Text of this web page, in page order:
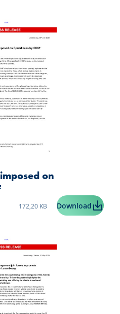
on
Taille du fichier:
172,20 KB Download